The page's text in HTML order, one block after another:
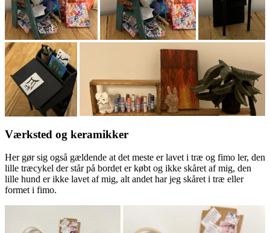
Værksted og keramikker
Her gør sig også gældende at det meste er lavet i træ og fimo ler, den
lille træcykel der står på bordet er købt og ikke skåret af mig, den
lille hund er ikke lavet af mig, alt andet har jeg skåret i træ eller
formet i fimo.